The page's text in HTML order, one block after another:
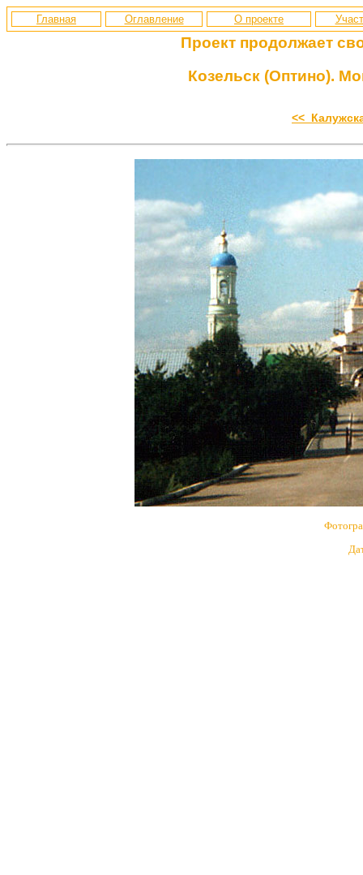
Главная Оглавление О проекте
Проект продолжает
Козельск (Оптино).
<<